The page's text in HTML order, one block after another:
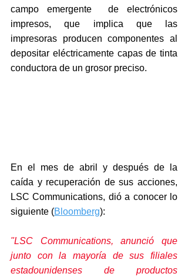
campo emergente  de electrónicos
impresos, que implica que las
impresoras producen componentes al
depositar eléctricamente capas de tinta
conductora de un grosor preciso.
En el mes de abril y después de la
caída y recuperación de sus acciones,
LSC Communications, dió a conocer lo
siguiente (Bloomberg):
"LSC Communications, anunció que
junto con la mayoría de sus filiales
estadounidenses de productos